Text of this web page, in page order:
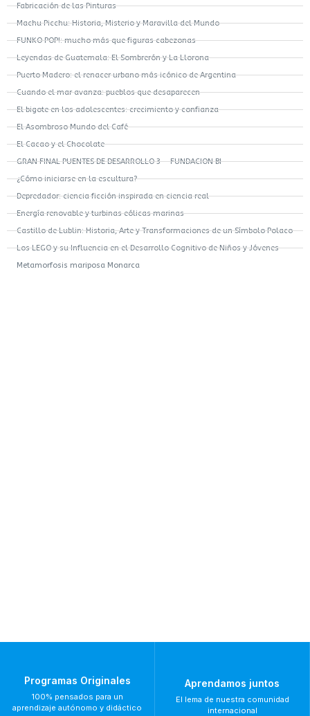
Fabricación de las Pinturas
Machu Picchu: Historia, Misterio y Maravilla del Mundo
FUNKO POP!: mucho más que figuras cabezonas
Leyendas de Guatemala: El Sombrerón y La Llorona
Puerto Madero: el renacer urbano más icónico de Argentina
Cuando el mar avanza: pueblos que desaparecen
El bigote en los adolescentes: crecimiento y confianza
El Asombroso Mundo del Café
El Cacao y el Chocolate
GRAN FINAL PUENTES DE DESARROLLO 3 – FUNDACION BI
¿Cómo iniciarse en la escultura?
Depredador: ciencia ficción inspirada en ciencia real
Energía renovable y turbinas eólicas marinas
Castillo de Lublin: Historia, Arte y Transformaciones de un Símbolo Polaco
Los LEGO y su Influencia en el Desarrollo Cognitivo de Niños y Jóvenes
Metamorfosis mariposa Monarca
Programas Originales
100% pensados para un
aprendizaje autónomo y didáctico
Aprendamos juntos
El lema de nuestra comunidad
internacional